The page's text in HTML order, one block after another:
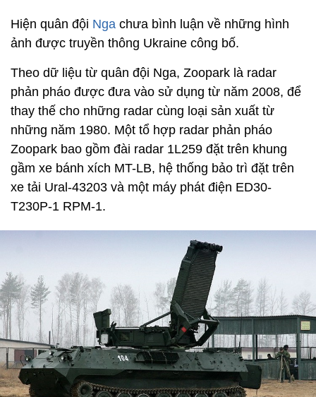
Hiện quân đội Nga chưa bình luận về những hình
ảnh được truyền thông Ukraine công bố.
Theo dữ liệu từ quân đội Nga, Zoopark là radar
phản pháo được đưa vào sử dụng từ năm 2008, để
thay thế cho những radar cùng loại sản xuất từ
những năm 1980. Một tổ hợp radar phản pháo
Zoopark bao gồm đài radar 1L259 đặt trên khung
gầm xe bánh xích MT-LB, hệ thống bảo trì đặt trên
xe tải Ural-43203 và một máy phát điện ED30-
T230P-1 RPM-1.